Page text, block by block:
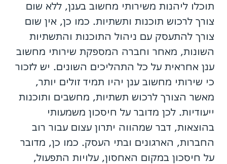
תוכלו ליהנות משירותי מחשוב בענן, ללא שום
צורך לרכוש תוכנות ותשתיות. כמו כן, אין שום
צורך להתעסק עם ניהול התוכנות והתשתיות
השונות, מאחר וחברה המספקת שירותי מחשוב
ענן אחראית על כל התהליכים השונים. יש לזכור
כי שירותי מחשוב ענן יהיו תמיד זולים יותר,
מאשר הצורך לרכוש תשתיות, מחשבים ותוכנות
ייעודיות. לכן מדובר על חיסכון משמעותי
בהוצאות, דבר שמהווה יתרון עצום עבור רוב
החברות, הארגונים ובתי העסק. כמו כן, מדובר
על חיסכון במקום האחסון, עלויות התפעול,